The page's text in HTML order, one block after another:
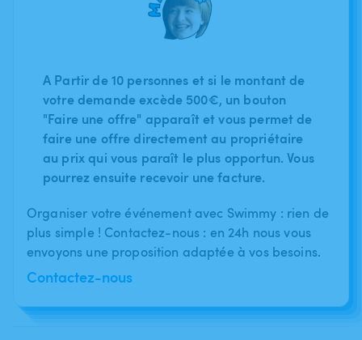
A Partir de 10 personnes et si le montant de
votre demande excède 500€, un bouton
"Faire une offre" apparaît et vous permet de
faire une offre directement au propriétaire
au prix qui vous paraît le plus opportun. Vous
pourrez ensuite recevoir une facture.
Organiser votre événement avec Swimmy : rien de
plus simple ! Contactez-nous : en 24h nous vous
envoyons une proposition adaptée à vos besoins.
Contactez-nous